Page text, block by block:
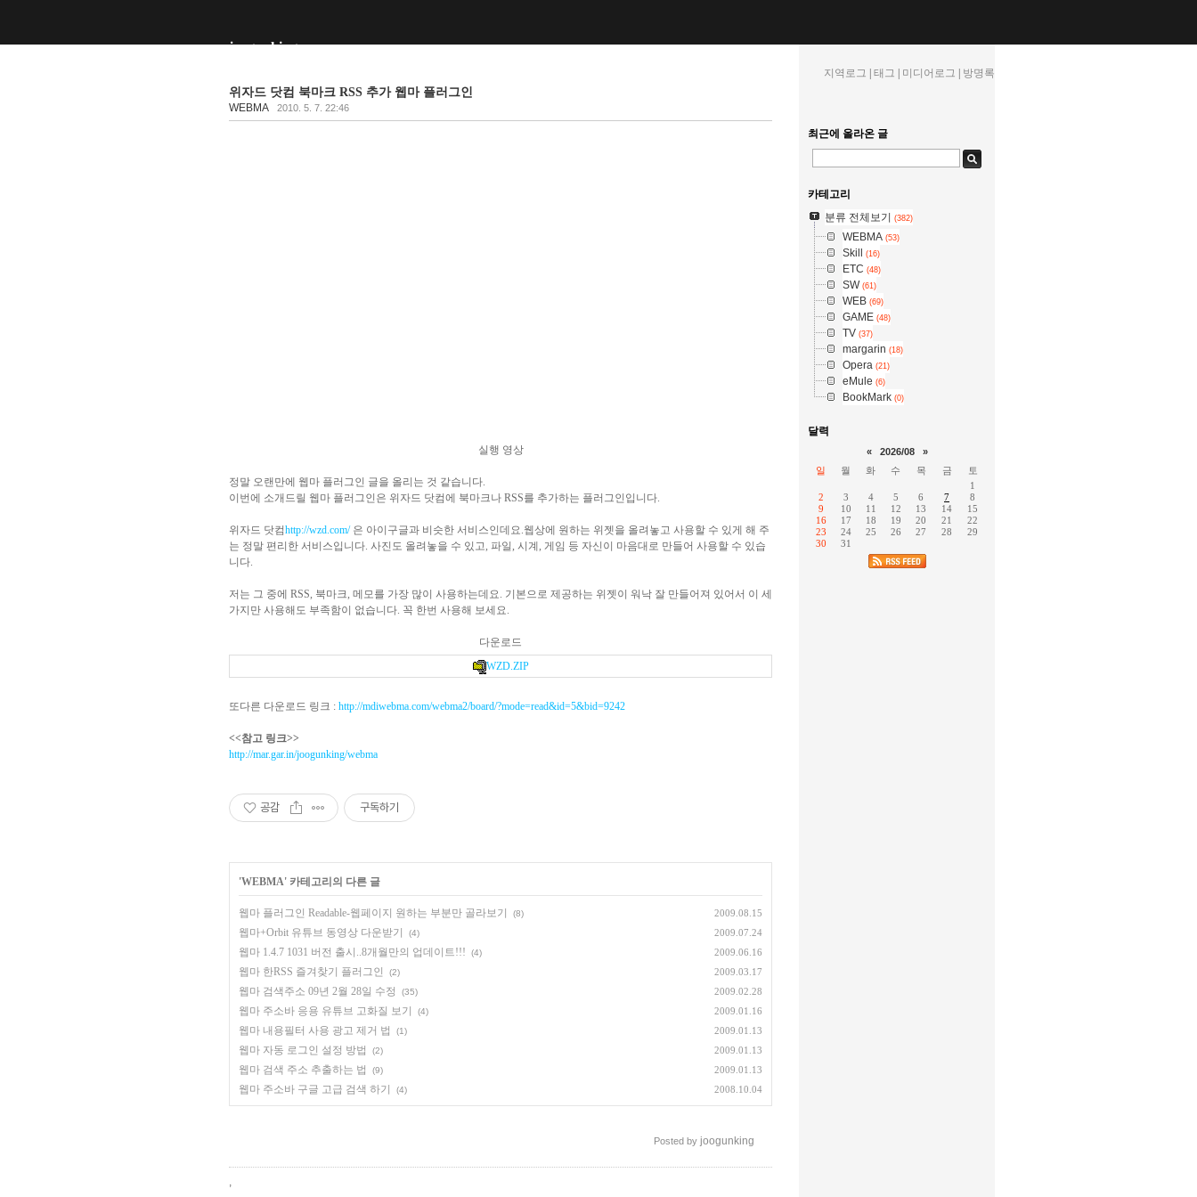
joogunking
지역로그 태그 미디어로그 방명록
위자드 닷컴 북마크 RSS 추가 웹마 플러그인
WEBMA 2010. 5. 7. 22:46
실행 영상
정말 오랜만에 웹마 플러그인 글을 올리는 것 같습니다.
이번에 소개드릴 웹마 플러그인은 위자드 닷컴에 북마크나 RSS를 추가하는 플러그인입니다.
위자드 닷컴http://wzd.com/은 아이구글과 비슷한 서비스인데요.웹상에 원하는 위젯을 올려놓고 사용할 수 있게 해 주
는 정말 편리한 서비스입니다. 사진도 올려놓을 수 있고, 파일, 시계, 게임 등 자신이 마음대로 만들어 사용할 수 있습
니다.
저는 그 중에 RSS, 북마크, 메모를 가장 많이 사용하는데요. 기본으로 제공하는 위젯이 워낙 잘 만들어져 있어서 이 세
가지만 사용해도 부족함이 없습니다. 꼭 한번 사용해 보세요.
다운로드
WZD.ZIP
또다른 다운로드 링크 : http://mdiwebma.com/webma2/board/?mode=read&id=5&bid=9242
<<참고 링크>>
http://mar.gar.in/joogunking/webma
공감 구독하기
'WEBMA' 카테고리의 다른 글
웹마 플러그인 Readable-웹페이지 원하는 부분만 골라보기 (8) 2009.08.15
웹마+Orbit 유튜브 동영상 다운받기 (4) 2009.07.24
웹마 1.4.7 1031 버전 출시..8개월만의 업데이트!!! (4) 2009.06.16
웹마 한RSS 즐겨찾기 플러그인 (2) 2009.03.17
웹마 검색주소 09년 2월 28일 수정 (35) 2009.02.28
웹마 주소바 응용 유튜브 고화질 보기 (4) 2009.01.16
웹마 내용필터 사용 광고 제거 법 (1) 2009.01.13
웹마 자동 로그인 설정 방법 (2) 2009.01.13
웹마 검색 주소 추출하는 법 (9) 2009.01.13
웹마 주소바 구글 고급 검색 하기 (4) 2008.10.04
Posted by joogunking
,
최근에 올라온 글
카테고리
분류 전체보기 (382)
WEBMA (53)
Skill (16)
ETC (48)
SW (61)
WEB (69)
GAME (48)
TV (37)
margarin (18)
Opera (21)
eMule (6)
BookMark (0)
달력
« 2026/08
»
일
월 화 수 목 금
토
1
2
3 4 5 6 7
8
9
10 11 12 13 14
15
16
17 18 19 20 21
22
23
24 25 26 27 28
29
30
31